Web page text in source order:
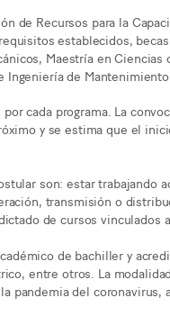
de Recursos para la
establecidos,
Maestría en
Ingeniería de Mantenimiento.
cada programa. La
y se estima que el
son: estar trabajando
transmisión o
de cursos vinculados
de bachiller y
entre otros. La
pandemia del coronavirus,